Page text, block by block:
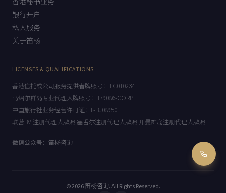
银行开户
私人服务
关于笛杨
LICENSES & QUALIFICATIONS
香港信托或公司服务提供者牌照号：TC010234
马绍尔群岛专业代理人牌照号：179086-CORP
中国旅行社业务经营许可证：L-BJ08950
联营BVI注册代理人牌照|塞舌尔注册代理人牌照|开曼群岛注册代理人牌照
微信公众号：笛杨咨询
© 2026笛杨咨询. All Rights Reserved.